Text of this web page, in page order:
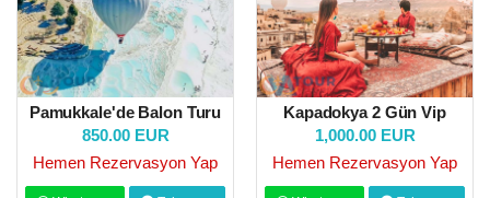
Pamukkale'de Balon Turu
850.00 EUR
Hemen Rezervasyon Yap
Kapadokya 2 Gün Vip
1,000.00 EUR
Hemen Rezervasyon Yap